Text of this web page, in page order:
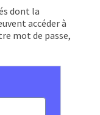
dont la
accéder à
mot de passe,